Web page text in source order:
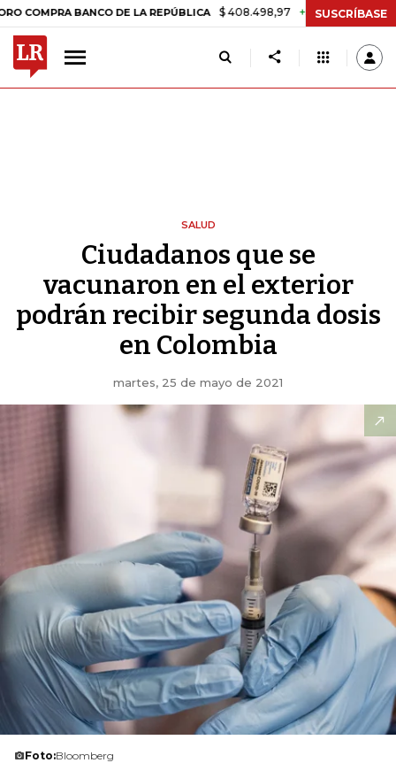
BANCO DE LA REPÚBLICA $ 408.498,97 +$ 8.753,81 +2,19%
SUSCRÍBASE
SALUD
Ciudadanos que se
vacunaron en el exterior
podrán recibir segunda dosis
en Colombia
martes, 25 de mayo de 2021
Foto:Bloomberg